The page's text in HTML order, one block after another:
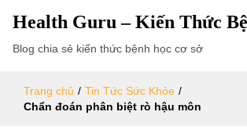
Health Guru – Kiến Thức
Blog chia sẻ kiến thức bệnh học cơ sở
Trang chủ / Tin Tức Sức Khỏe /
Chẩn đoán phân biệt rò hậu môn